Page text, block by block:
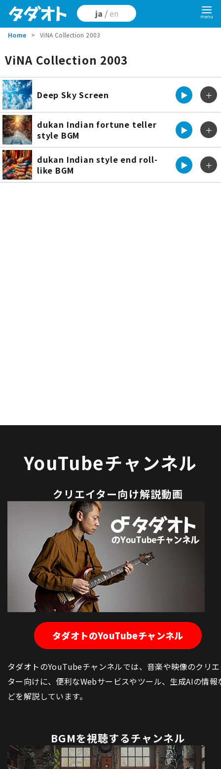
ja /en
Home ViNA Collection 2003
ViNA Collection 2003
Deep Sky Screen ▶︎ ＋
dukan Indian fortune teller
style BGM
▶︎ ＋
dukan Indian style end roll-
like BGM
▶︎ ＋
YouTubeチャンネル
クリエイター向け解説動画
タダオトのYouTubeチャンネル
タダオトのYouTubeチャンネルでは、音楽や映像のクリ
ター向けに、便利なWebサービスやツール、生成AIの情報
どを解説しています。
BGMを視聴するチャンネル